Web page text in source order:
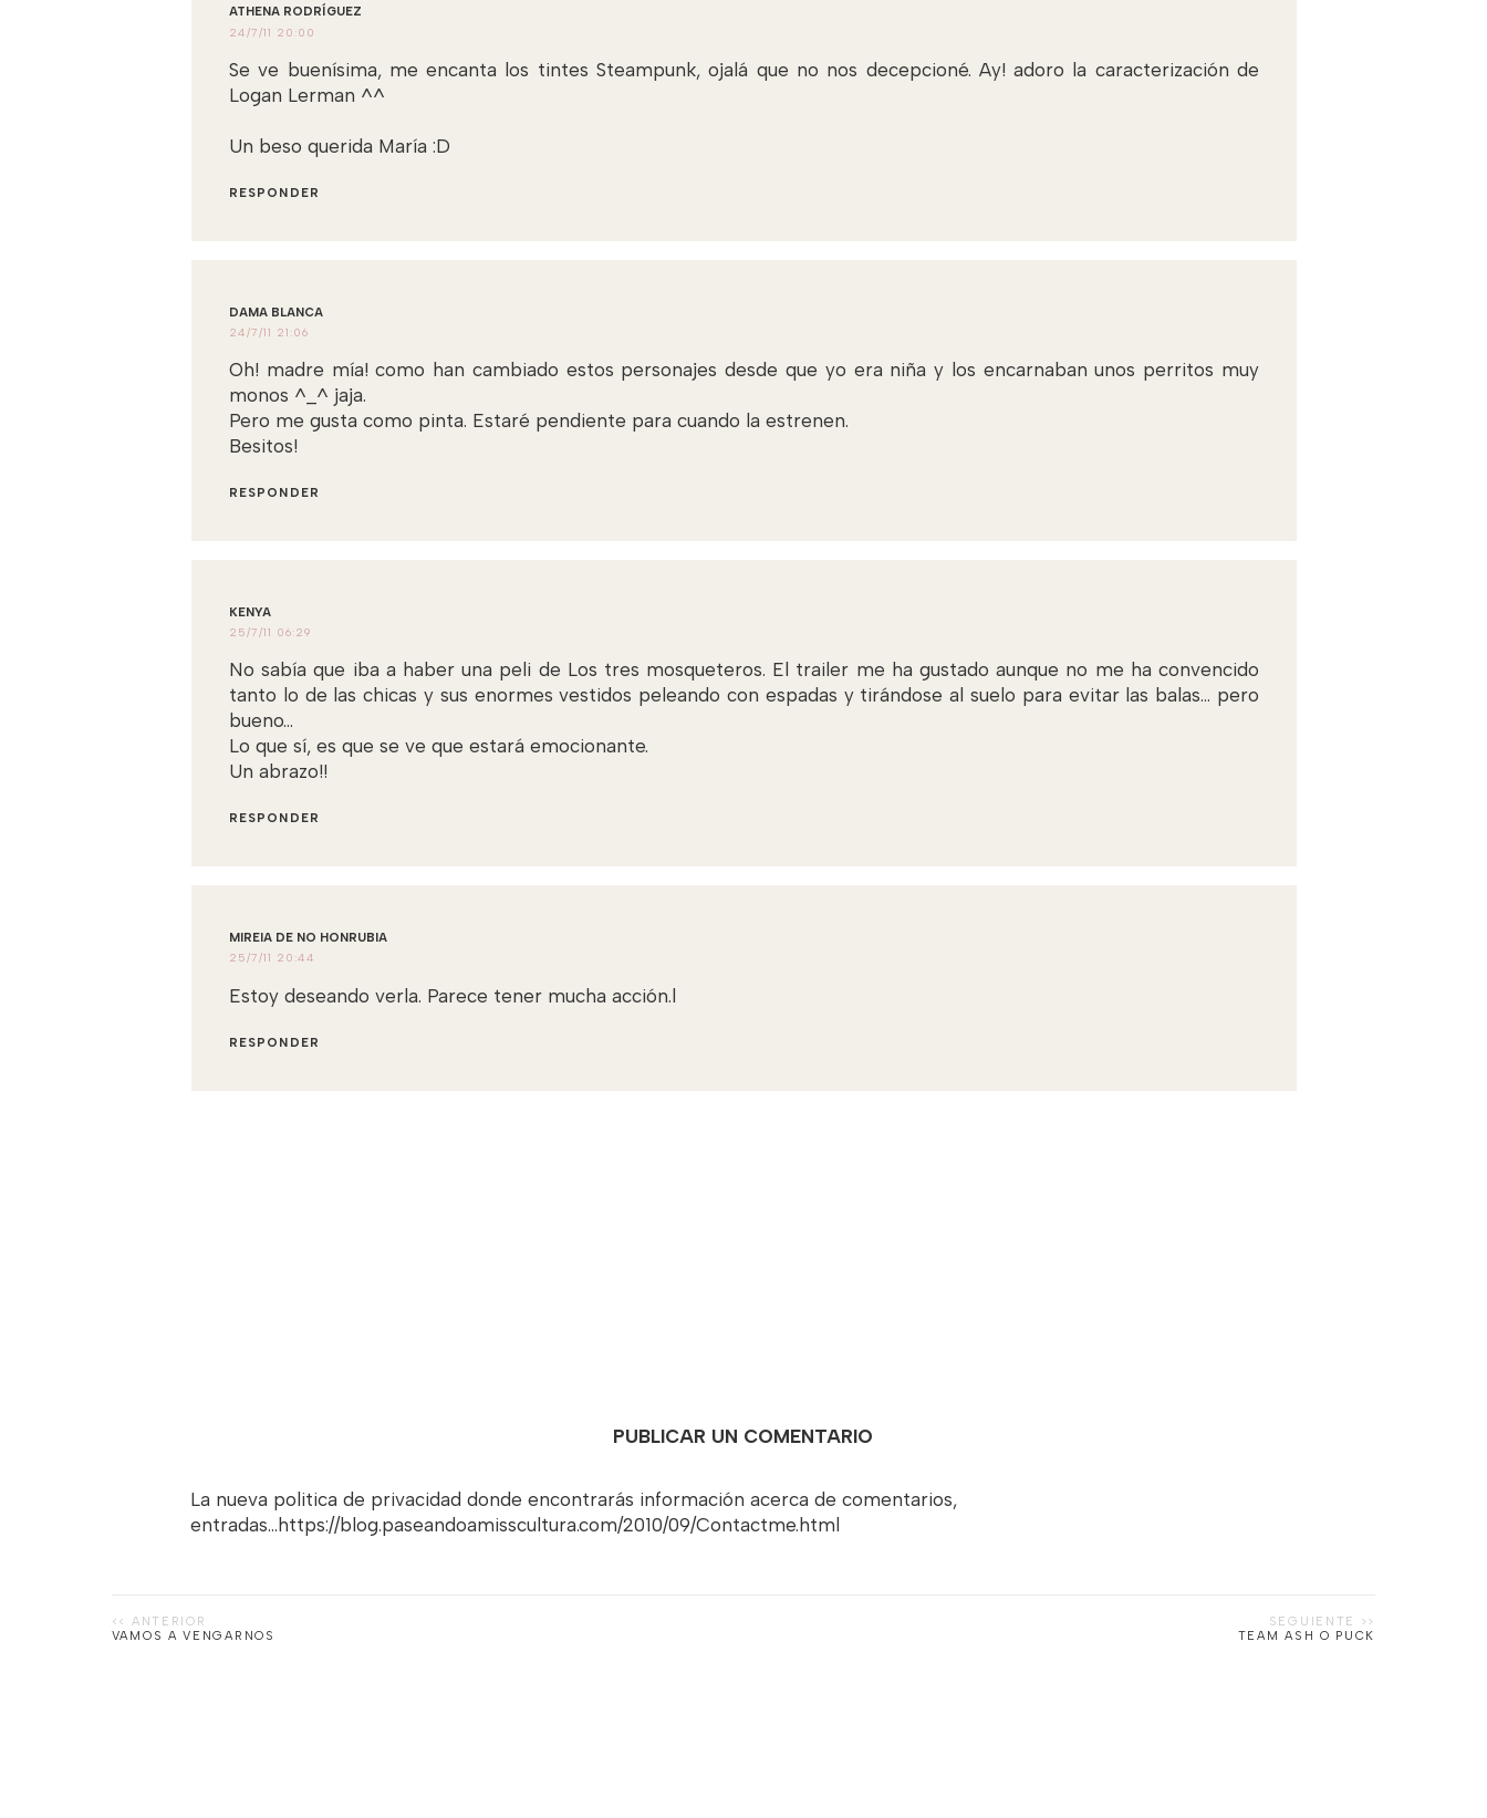
ATHENA RODRÍGUEZ
24/7/11 20:00
Se ve buenísima, me encanta los tintes Steampunk, ojalá que no nos decepcioné. Ay! adoro la caracterización de
Logan Lerman ^^
Un beso querida María :D
RESPONDER
DAMA BLANCA
24/7/11 21:06
Oh! madre mía! como han cambiado estos personajes desde que yo era niña y los encarnaban unos perritos muy
monos ^_^ jaja.
Pero me gusta como pinta. Estaré pendiente para cuando la estrenen.
Besitos!
RESPONDER
KENYA
25/7/11 06:29
No sabía que iba a haber una peli de Los tres mosqueteros. El trailer me ha gustado aunque no me ha convencido
tanto lo de las chicas y sus enormes vestidos peleando con espadas y tirándose al suelo para evitar las balas... pero
bueno...
Lo que sí, es que se ve que estará emocionante.
Un abrazo!!
RESPONDER
MIREIA DE NO HONRUBIA
25/7/11 20:44
Estoy deseando verla. Parece tener mucha acción.l
RESPONDER
PUBLICAR UN COMENTARIO
La nueva politica de privacidad donde encontrarás información acerca de comentarios,
entradas...https://blog.paseandoamisscultura.com/2010/09/Contactme.html
VAMOS A VENGARNOS TEAM ASH O PUCK